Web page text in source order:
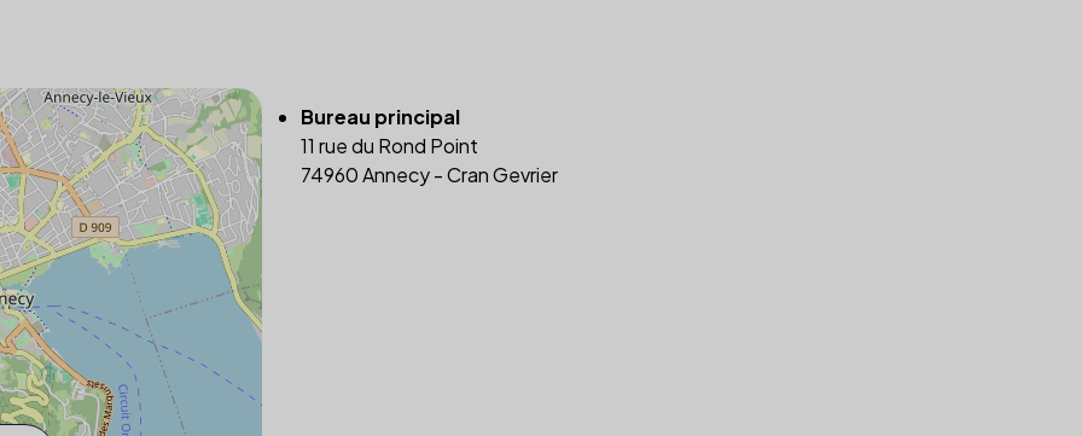
Bureau principal
11 rue du Rond Point
74960 Annecy - Cran Gevrier